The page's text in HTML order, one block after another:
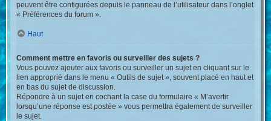
peuvent être configurées depuis le panneau de l’utilisateur dans l’onglet
« Préférences du forum ».
Haut
Comment mettre en favoris ou surveiller des sujets ?
Vous pouvez ajouter aux favoris ou surveiller un sujet en cliquant sur le
lien approprié dans le menu « Outils de sujet », souvent placé en haut et
en bas du sujet de discussion.
Répondre à un sujet en cochant la case du formulaire « M’avertir
lorsqu’une réponse est postée » vous permettra également de surveiller
le sujet.